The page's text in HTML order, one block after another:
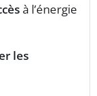
à l’énergie
les